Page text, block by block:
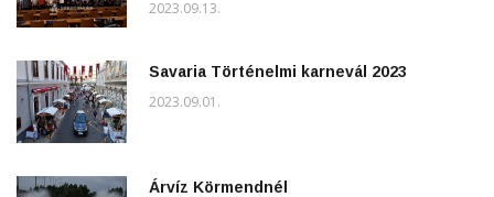
2023.09.13.
Savaria Történelmi karnevál 2023
2023.09.01.
Árvíz Körmendnél